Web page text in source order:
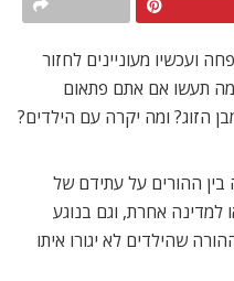
ועכשיו מעוניינים לחזור
תעשו אם אתם פתאום
הזוג? ומה יקרה עם הילדים?
ההורים על עתידם של
למדינה אחרת, וגם בנוגע
שהילדים לא יגורו איתו